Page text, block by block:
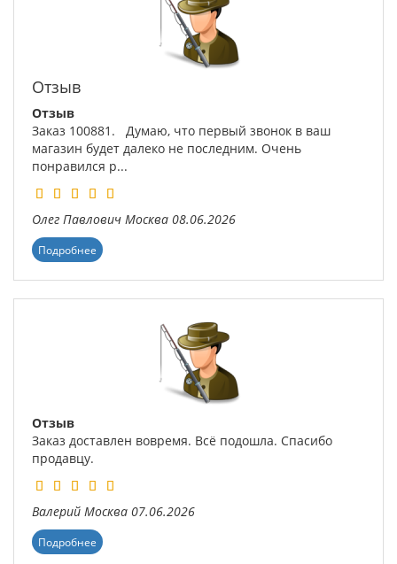
Отзыв
Отзыв
Заказ 100881. Думаю, что первый звонок в ваш
магазин будет далеко не последним. Очень
понравился р...
Олег Павлович Москва 08.06.2026
Подробнее
Отзыв
Заказ доставлен вовремя. Всё подошла. Спасибо
продавцу.
Валерий Москва 07.06.2026
Подробнее